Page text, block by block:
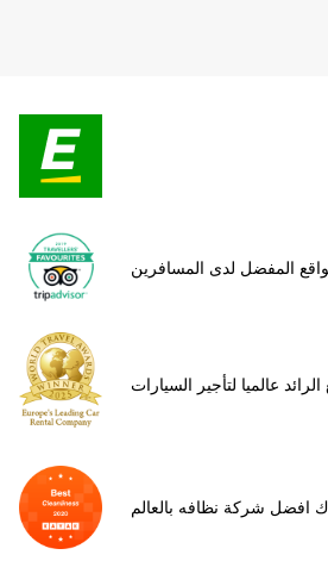
المفضل لدى المسافرين
الرائد عالميا لتأجير السيارات
افضل شركة نظافه بالعالم